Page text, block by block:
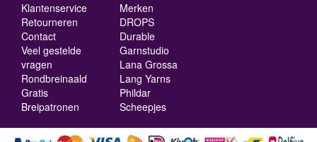
Klantenservice
Retourneren
Contact
Veel gestelde
vragen
Rondbreinaald
Gratis
Breipatronen
Merken
DROPS
Durable
Garnstudio
Lana Grossa
Lang Yarns
Phildar
Scheepjes